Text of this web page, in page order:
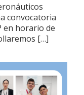
convocatoria
en horario de
[…]